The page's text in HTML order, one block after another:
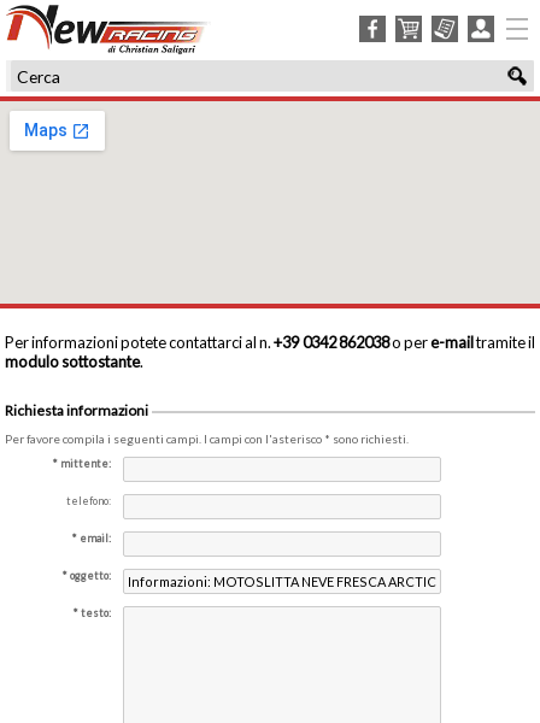
facebookcarrelloordini login
Per informazioni potete contattarci al n.+39 0342 862038o pere-mailtramite il
modulo sottostante.
Richiesta informazioni
Per favore compila i seguenti campi. I campi con l'asterisco * sono richiesti.
mittente:
telefono:
email:
oggetto:
testo: